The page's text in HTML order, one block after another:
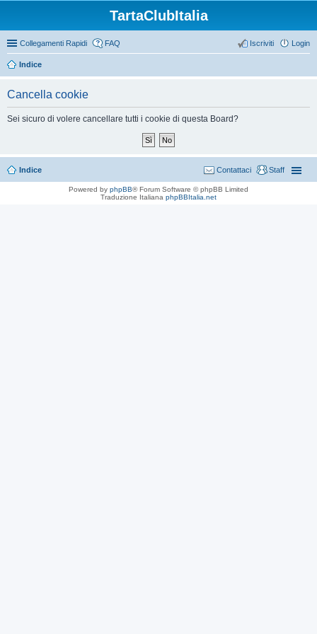
TartaClubItalia
Collegamenti Rapidi FAQ Login
Iscriviti
Indice
Cancella cookie
Sei sicuro di volere cancellare tutti i cookie di questa Board?
Indice Staff
Contattaci
Powered by phpBB® Forum Software © phpBB Limited
Traduzione Italiana phpBBItalia.net